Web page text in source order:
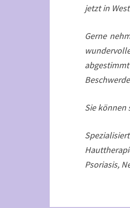
jetzt in
Gerne
Sie können
Psoriasis,